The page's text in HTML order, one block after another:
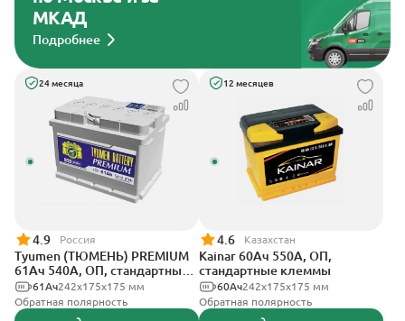
МКАД
Подробнее
24 месяца
4.9 Россия
Tyumen (ТЮМЕНЬ) PREMIUM
61Ач 540А, ОП, стандартные
клеммы242х175х175 мм
61Ач
Обратная полярность
12 месяцев
4.6 Казахстан
Kainar 60Ач 550А, ОП,
стандартные клеммы
242х175х175 мм
60Ач
Обратная полярность